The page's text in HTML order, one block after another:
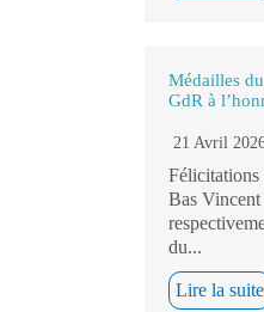
Médailles
GdR à
21 Avril
Félicitations
Bas Vincent
du...
Lire la suite